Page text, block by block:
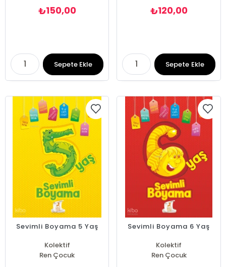
₺150,00
Sepete Ekle
₺120,00
Sepete Ekle
Sevimli Boyama 5 Yaş
Kolektif
Ren Çocuk
Sevimli Boyama 6 Yaş
Kolektif
Ren Çocuk